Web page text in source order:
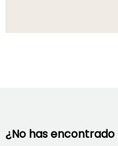
¿No has encontrado